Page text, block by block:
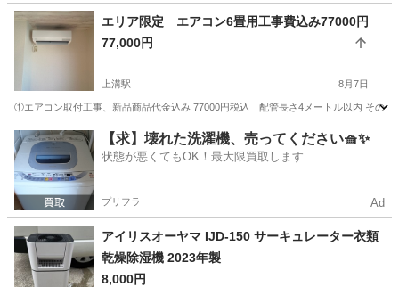
神奈川 横浜市 上永谷駅 新品
エリア限定 エアコン6畳用工事費込み77000円
77,000円
上溝駅 8月7日
①エアコン取付工事、新品商品代金込み 77000円税込 配管長さ4メートル以内 その
神奈川 相模原市 上溝駅 季節、空調家電 アイリスオーヤマ
【求】壊れた洗濯機、売ってください🧺✨
状態が悪くてもOK！最大限買取します
プリフラ Ad
アイリスオーヤマ IJD-150 サーキュレーター衣類
乾燥除湿機 2023年製
8,000円